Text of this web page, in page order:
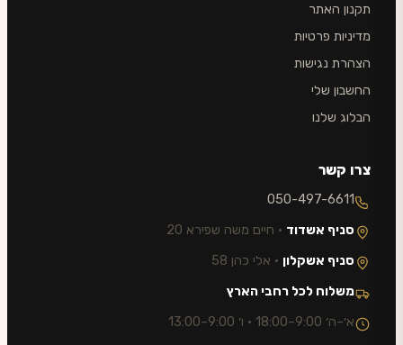
תקנון האתר
מדיניות פרטיות
הצהרת נגישות
החשבון שלי
הבלוג שלנו
צרו קשר
050-497-6611
סניף אשדוד · חיים משה שפירא 20
סניף אשקלון · אלי כהן 58
משלוח לכל רחבי הארץ
א׳–ה׳ 9:00–18:00 · ו׳ 9:00–13:00